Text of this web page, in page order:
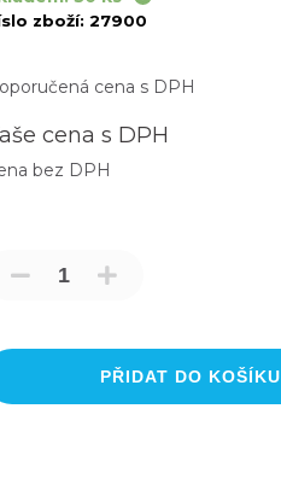
zboží: 27900
cena s DPH
cena s DPH
bez DPH
PŘIDAT DO KOŠÍKU